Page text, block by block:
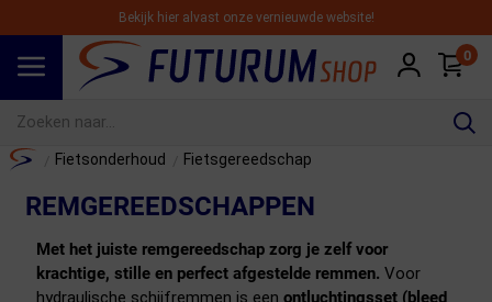
Bekijk hier alvast onze vernieuwde website!
0
Home Fietsonderhoud Fietsgereedschap
REMGEREEDSCHAPPEN
Met het juiste remgereedschap zorg je zelf voor
krachtige, stille en perfect afgestelde remmen. Voor
hydraulische schijfremmen is een ontluchtingsset (bleed